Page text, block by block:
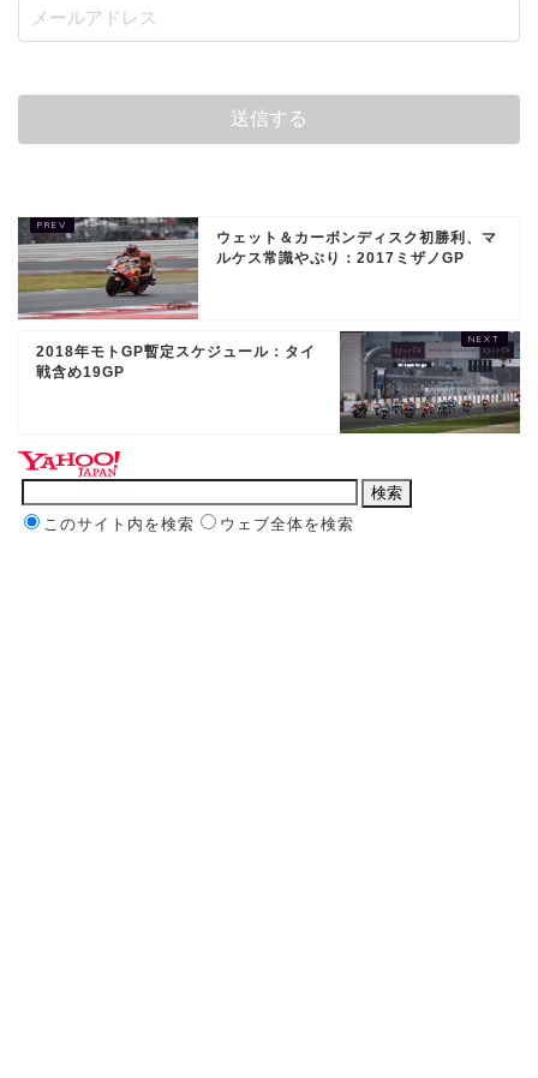
ウェット＆カーボンディスク初勝利、マ
ルケス常識やぶり：2017ミザノGP
2018年モトGP暫定スケジュール：タイ
戦含め19GP
このサイト内を検索 ウェブ全体を検索